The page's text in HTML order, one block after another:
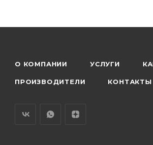
О КОМПАНИИ УСЛУГИ
ПРОИЗВОДИТЕЛИ КОНТАКТЫ